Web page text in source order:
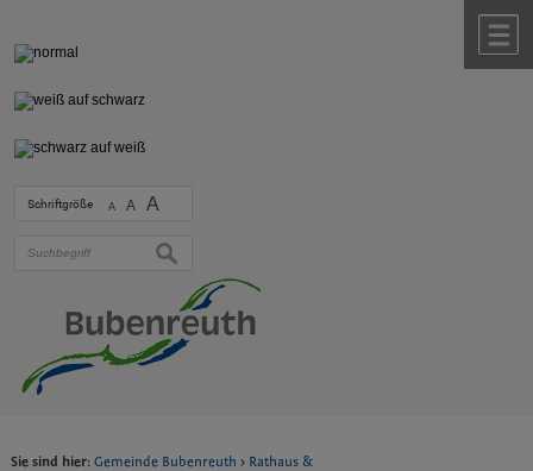
Schriftgröße A A A
suchen
Sie sind hier: Gemeinde Bubenreuth > Rathaus &